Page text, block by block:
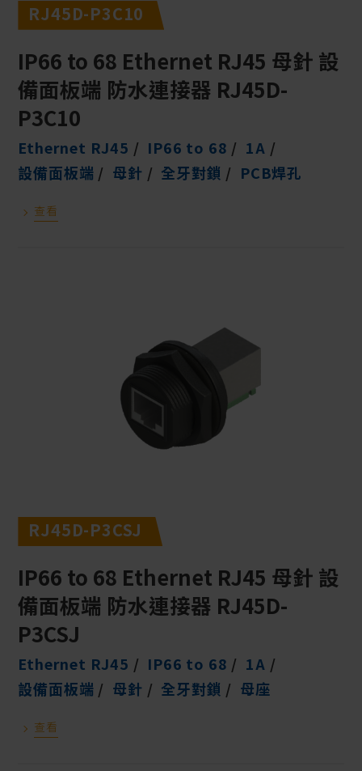
RJ45D-P3C10
IP66 to 68 Ethernet RJ45 母針 設
備面板端 防水連接器 RJ45D-
P3C10
Ethernet RJ45 IP66 to 68
1A
設備面板端
母針 全牙對鎖 PCB焊孔
查看
RJ45D-P3CSJ
IP66 to 68 Ethernet RJ45 母針 設
備面板端 防水連接器 RJ45D-
P3CSJ
Ethernet RJ45 IP66 to 68
1A
設備面板端
母針 全牙對鎖 母座
查看